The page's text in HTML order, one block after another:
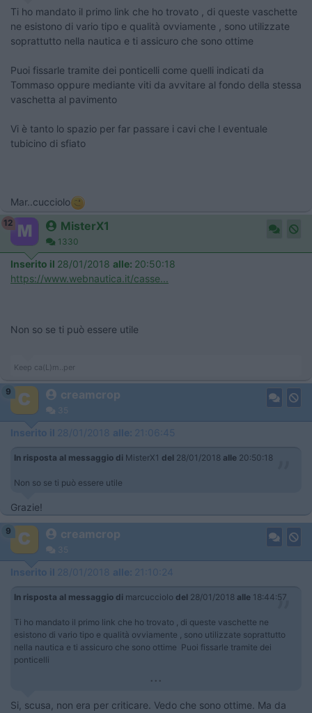
Ti ho mandato il primo link che ho trovato , di queste vaschette
ne esistono di vario tipo e qualità ovviamente , sono utilizzate
soprattutto nella nautica e ti assicuro che sono ottime
Puoi fissarle tramite dei ponticelli come quelli indicati da
Tommaso oppure mediante viti da avvitare al fondo della stessa
vaschetta al pavimento
Vi è tanto lo spazio per far passare i cavi che l eventuale
tubicino di sfiato
Mar..cucciolo
12 MisterX1
1330
Inserito il 28/01/2018 alle: 20:50:18
https://www.webnautica.it/casse...
Non so se ti può essere utile
Keep ca(L)m..per
9 creamcrop
35
Inserito il 28/01/2018 alle: 21:06:45
In risposta al messaggio di MisterX1 del 28/01/2018 alle 20:50:18
Non so se ti può essere utile
Grazie!
9 creamcrop
35
Inserito il 28/01/2018 alle: 21:10:24
In risposta al messaggio di marcucciolo del 28/01/2018 alle 18:44:57
Ti ho mandato il primo link che ho trovato , di queste vaschette ne
esistono di vario tipo e qualità ovviamente , sono utilizzate soprattutto
nella nautica e ti assicuro che sono ottime Puoi fissarle tramite dei
ponticelli
...
Si, scusa, non era per criticare. Vedo che sono ottime. Ma da